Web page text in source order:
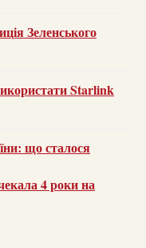
Зеленського
Starlink
що сталося
4 роки на